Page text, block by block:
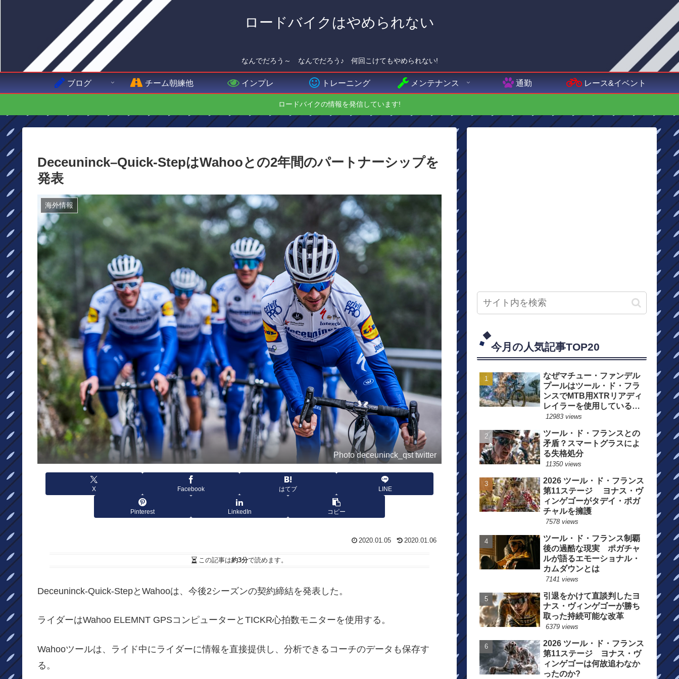
ロードバイクはやめられない
なんでだろう～ なんでだろう♪ 何回こけてもやめられない!
ブログ チーム朝練他 インプレ トレーニング メンテナンス 通勤 レース&イベント
ロードバイクの情報を発信しています!
Deceuninck–Quick-StepはWahooとの2年間のパートナーシップを
発表
海外情報
Photo deceuninck_qst twitter
X Facebook はてブ LINE
Pinterest LinkedIn コピー
2020.01.05 2020.01.06
この記事は約3分で読めます。
Deceuninck-Quick-StepとWahooは、今後2シーズンの契約締結を発表した。
ライダーはWahoo ELEMNT GPSコンピューターとTICKR心拍数モニターを使用する。
Wahooツールは、ライド中にライダーに情報を直接提供し、分析できるコーチのデータも保存す
る。
今月の人気記事TOP20
なぜマチュー・ファンデル
プールはツール・ド・フラ
ンスでMTB用XTRリアディ
レイラーを使用しているの
か？
12983 views
ツール・ド・フランスとの
矛盾？スマートグラスによ
る失格処分
11350 views
2026 ツール・ド・フランス
第11ステージ ヨナス・ヴ
ィンゲゴーがタデイ・ポガ
チャルを擁護
7578 views
ツール・ド・フランス制覇
後の過酷な現実 ポガチャ
ルが語るエモーショナル・
カムダウンとは
7141 views
引退をかけて直談判したヨ
ナス・ヴィンゲゴーが勝ち
取った持続可能な改革
6379 views
2026 ツール・ド・フランス
第11ステージ ヨナス・ヴ
ィンゲゴーは何故追わなか
ったのか?